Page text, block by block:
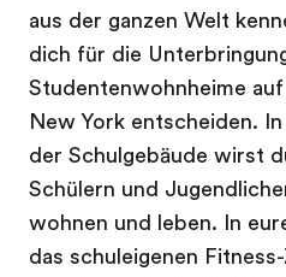
aus der ganzen Welt
dich für die
Studentenwohnheime
New York entscheiden.
der Schulgebäude wirst
Schülern und
wohnen und leben. In
das schuleigenen